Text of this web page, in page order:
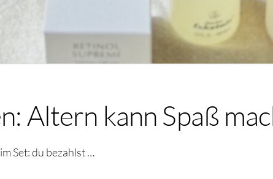
Altern kann Spaß
Set: du bezahlst …